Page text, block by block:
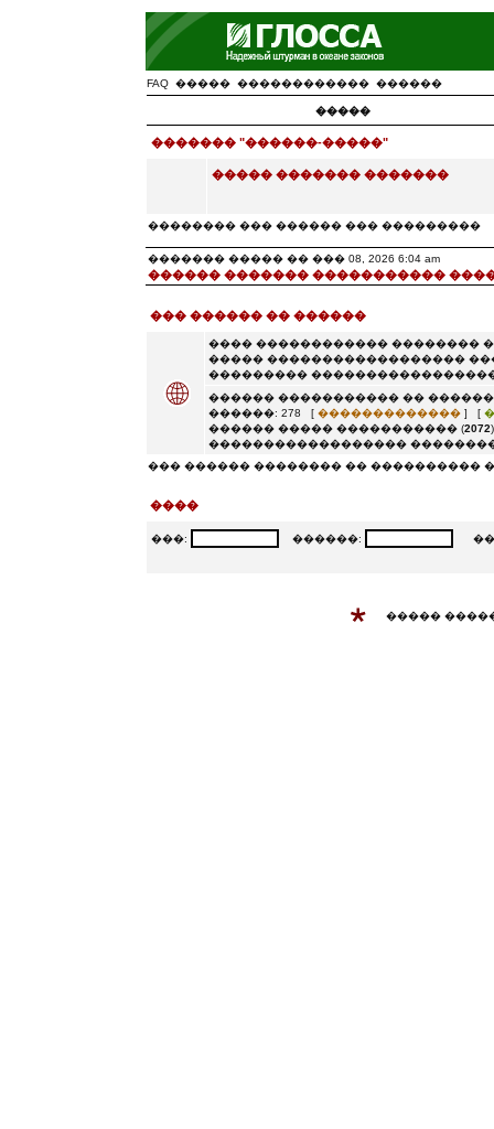
FAQ ����� ������������ ������
�����
������� "������-�����"
����� ������� �������
�������� ��� ������ ��� ���������
������� ����� �� ��� 08, 2026 6:04 am
������ ������� �����������
��� ������ �� ������
���� ������������ ��������
����� ������������������
���������
������ ����������� ��
������: 278 [ �������������] [
������ ����� ����������� (2072
������������������
��� ������ �������� �� ����������
����
���: ������:
�����